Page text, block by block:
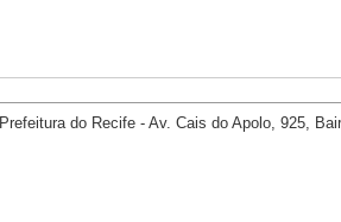
Prefeitura do Recife - Av. Cais do Apolo, 925,